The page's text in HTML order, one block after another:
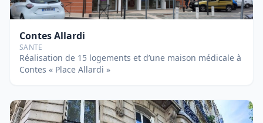
Contes Allardi
SANTE
Réalisation de 15 logements et d’une maison médicale à
Contes « Place Allardi »